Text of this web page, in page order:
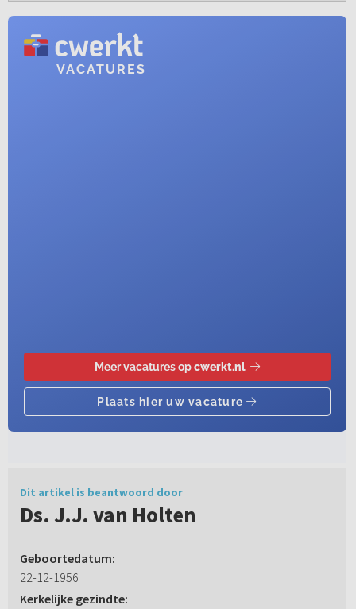
Dit artikel is beantwoord door
Ds. J.J. van Holten
Geboortedatum:
22-12-1956
Kerkelijke gezindte: